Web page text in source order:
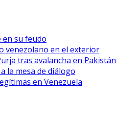
en su feudo
venezolano en el exterior
tras avalancha en Pakistán
la mesa de diálogo
en Venezuela